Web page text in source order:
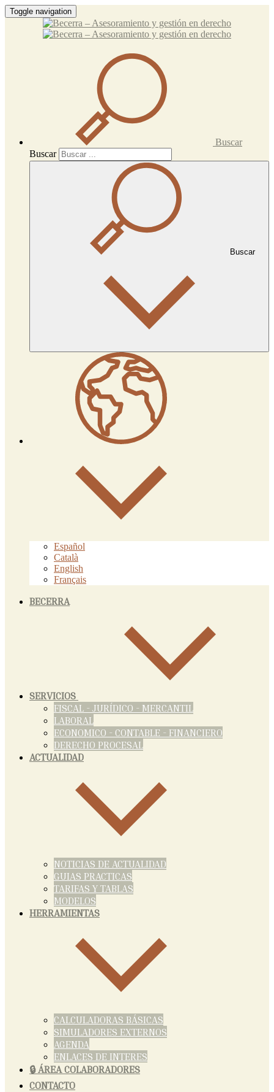
Toggle navigation
Buscar
Buscar
Buscar
Español
Català
English
Français
BECERRA
SERVICIOS
FISCAL - JURÍDICO - MERCANTIL
LABORAL
ECONOMICO - CONTABLE - FINANCIERO
DERECHO PROCESAL
ACTUALIDAD
NOTICIAS DE ACTUALIDAD
GUIAS PRACTICAS
TARIFAS Y TABLAS
MODELOS
HERRAMIENTAS
CALCULADORAS BÁSICAS
SIMULADORES EXTERNOS
AGENDA
ENLACES DE INTERES
🔒 ÁREA COLABORADORES
CONTACTO